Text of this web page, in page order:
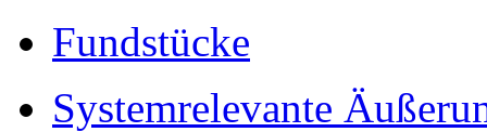
Fundstücke
Systemrelevante